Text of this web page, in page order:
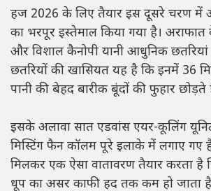
हज 2026 के लिए तैयार इस दूसरे चरण
का भरपूर इस्तेमाल किया गया है।
और विशाल कैनोपी यानी आधुनिक छतरियां
छतरियों की खासियत यह है कि इनमें 36
पानी की बेहद बारीक बूंदों की फुहार छोड़ते
इसके अलावा सात एडवांस एयर-कूलिंग
मिस्टिंग फैन कॉलम पूरे इलाके में लगाए गए
मिलकर एक ऐसा वातावरण तैयार करता है
धूप का असर काफी हद तक कम हो जाता